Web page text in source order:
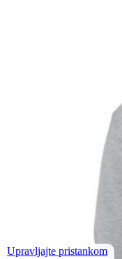
Upravljajte pristankom